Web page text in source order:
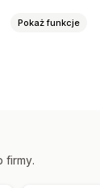
Pokaż funkcje
firmy.